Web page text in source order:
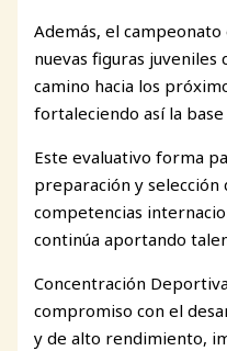
Además, el
nuevas figuras
camino hacia los
fortaleciendo así la
Este evaluativo forma
preparación y selección
competencias
continúa aportando
Concentración
compromiso con el
y de alto rendimiento,